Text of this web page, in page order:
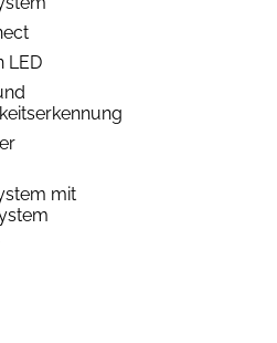
LED
mit